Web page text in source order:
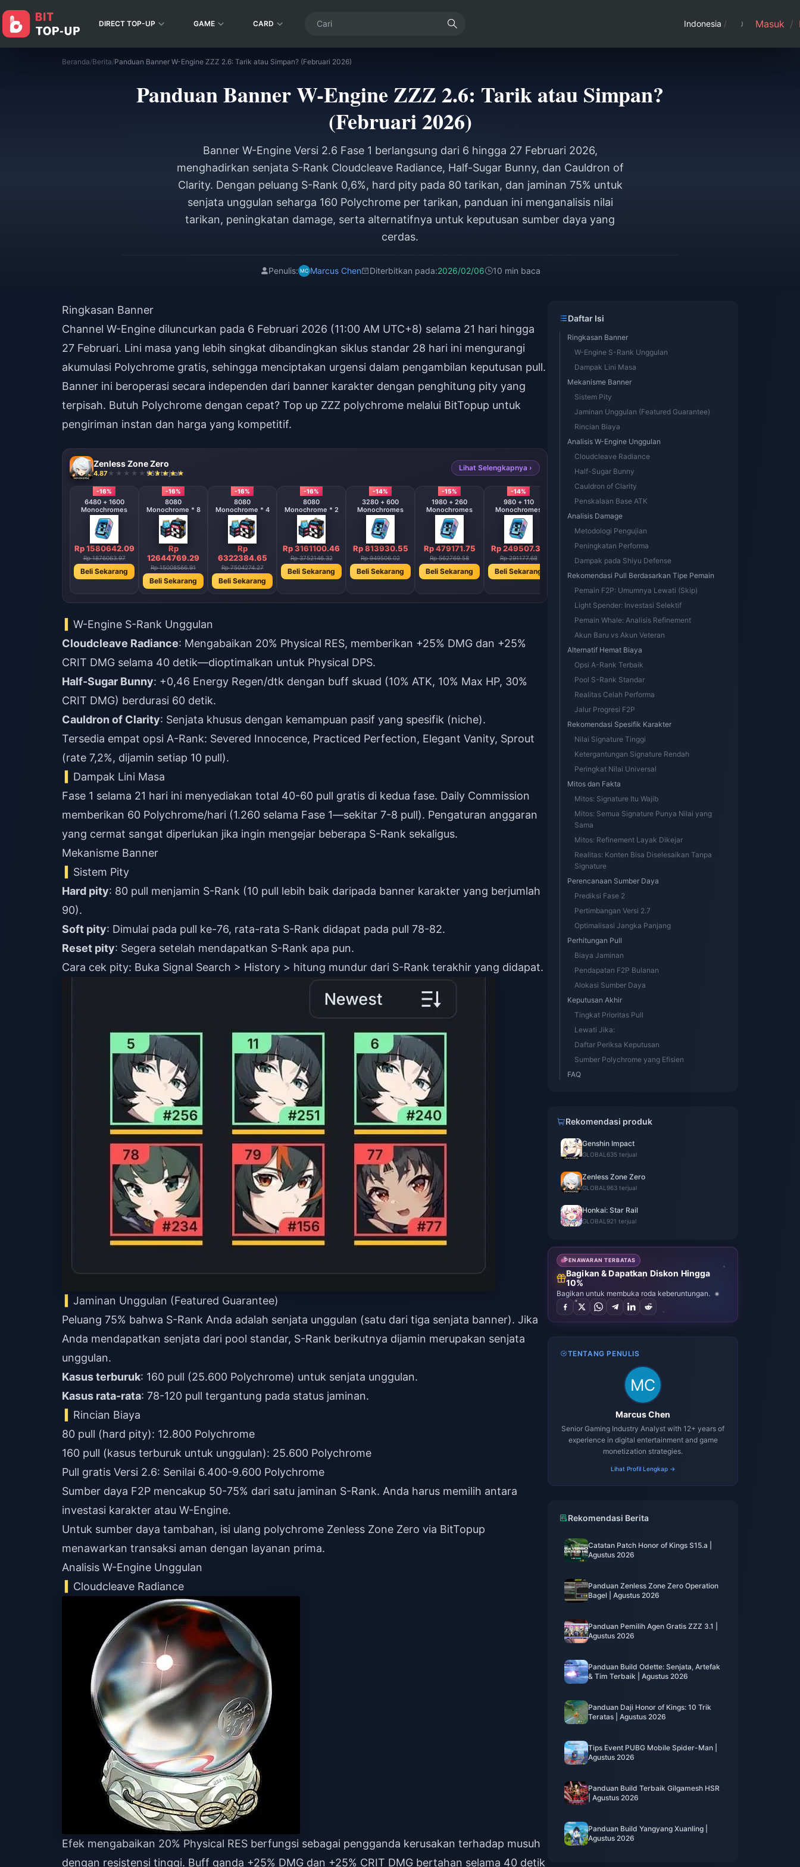
DIRECT TOP-UP GAME CARD Indonesia / Masuk /
Beranda/Berita/Panduan Banner W-Engine ZZZ 2.6: Tarik atau Simpan? (Februari 2026)
Panduan Banner W-Engine ZZZ 2.6: Tarik atau Simpan?
(Februari 2026)
Banner W-Engine Versi 2.6 Fase 1 berlangsung dari 6 hingga 27 Februari 2026,
menghadirkan senjata S-Rank Cloudcleave Radiance, Half-Sugar Bunny, dan Cauldron of
Clarity. Dengan peluang S-Rank 0,6%, hard pity pada 80 tarikan, dan jaminan 75% untuk
senjata unggulan seharga 160 Polychrome per tarikan, panduan ini menganalisis nilai
tarikan, peningkatan damage, serta alternatifnya untuk keputusan sumber daya yang
cerdas.
Penulis: Marcus Chen Diterbitkan pada:2026/02/06 10 min baca
Ringkasan Banner
Channel W-Engine diluncurkan pada 6 Februari 2026 (11:00 AM UTC+8) selama 21 hari hingga
27 Februari. Lini masa yang lebih singkat dibandingkan siklus standar 28 hari ini mengurangi
akumulasi Polychrome gratis, sehingga menciptakan urgensi dalam pengambilan keputusan pull.
Banner ini beroperasi secara independen dari banner karakter dengan penghitung pity yang
terpisah. Butuh Polychrome dengan cepat? Top up ZZZ polychrome melalui BitTopup untuk
pengiriman instan dan harga yang kompetitif.
Zenless Zone Zero
4.87 963 terjual
Lihat Selengkapnya ›
-16%
6480 + 1600
Monochromes
Rp 1580642.09
Rp 1876063.97
Beli Sekarang
-16%
8080
Monochrome * 8
Rp
12644769.29
Rp 15008566.91
Beli Sekarang
-16%
8080
Monochrome * 4
Rp
6322384.65
Rp 7504274.27
Beli Sekarang
-16%
8080
Monochrome * 2
Rp 3161100.46
Rp 3752146.32
Beli Sekarang
-14%
3280 + 600
Monochromes
Rp 813930.55
Rp 949506.02
Beli Sekarang
-15%
1980 + 260
Monochromes
Rp 479171.75
Rp 562769.58
Beli Sekarang
-14%
980 + 110
Monochromes
Rp 249507.38
Rp 291177.68
Beli Sekarang
-14%
300 + 30
Rp 80474.40
Rp 93850.05
Beli Sekarang
60 Monochromes
Rp 18740.61
Rp 21937.54
Beli Sekarang
W-Engine S-Rank Unggulan
Cloudcleave Radiance: Mengabaikan 20% Physical RES, memberikan +25% DMG dan +25%
CRIT DMG selama 40 detik—dioptimalkan untuk Physical DPS.
Half-Sugar Bunny: +0,46 Energy Regen/dtk dengan buff skuad (10% ATK, 10% Max HP, 30%
CRIT DMG) berdurasi 60 detik.
Cauldron of Clarity: Senjata khusus dengan kemampuan pasif yang spesifik (niche).
Tersedia empat opsi A-Rank: Severed Innocence, Practiced Perfection, Elegant Vanity, Sprout
(rate 7,2%, dijamin setiap 10 pull).
Dampak Lini Masa
Fase 1 selama 21 hari ini menyediakan total 40-60 pull gratis di kedua fase. Daily Commission
memberikan 60 Polychrome/hari (1.260 selama Fase 1—sekitar 7-8 pull). Pengaturan anggaran
yang cermat sangat diperlukan jika ingin mengejar beberapa S-Rank sekaligus.
Mekanisme Banner
Sistem Pity
Hard pity: 80 pull menjamin S-Rank (10 pull lebih baik daripada banner karakter yang berjumlah
Soft pity
Reset pity: Segera setelah mendapatkan S-Rank apa pun.
Cara cek pity: Buka Signal Search > History > hitung mundur dari S-Rank terakhir yang didapat.
Jaminan Unggulan (Featured Guarantee)
Peluang 75% bahwa S-Rank Anda adalah senjata unggulan (satu dari tiga senjata banner). Jika
Anda mendapatkan senjata dari pool standar, S-Rank berikutnya dijamin merupakan senjata
unggulan.
Kasus terburuk
Kasus rata-rata: 78-120 pull tergantung pada status jaminan.
Rincian Biaya
80 pull (hard pity): 12.800 Polychrome
160 pull (kasus terburuk untuk unggulan): 25.600 Polychrome
Pull gratis Versi 2.6: Senilai 6.400-9.600 Polychrome
Sumber daya F2P mencakup 50-75% dari satu jaminan S-Rank. Anda harus memilih antara
investasi karakter atau W-Engine.
Untuk sumber daya tambahan, isi ulang polychrome Zenless Zone Zero via BitTopup
menawarkan transaksi aman dengan layanan prima.
Analisis W-Engine Unggulan
Cloudcleave Radiance
Efek mengabaikan 20% Physical RES berfungsi sebagai pengganda kerusakan terhadap musuh
dengan resistensi tinggi. Buff ganda +25% DMG dan +25% CRIT DMG bertahan selama 40 detik
Daftar Isi
Ringkasan Banner
W-Engine S-Rank Unggulan
Dampak Lini Masa
Mekanisme Banner
Sistem Pity
Jaminan Unggulan (Featured Guarantee)
Rincian Biaya
Analisis W-Engine Unggulan
Cloudcleave Radiance
Half-Sugar Bunny
Cauldron of Clarity
Penskalaan Base ATK
Analisis Damage
Metodologi Pengujian
Peningkatan Performa
Dampak pada Shiyu Defense
Rekomendasi Pull Berdasarkan Tipe Pemain
Pemain F2P: Umumnya Lewati (Skip)
Light Spender: Investasi Selektif
Pemain Whale: Analisis Refinement
Akun Baru vs Akun Veteran
Alternatif Hemat Biaya
Opsi A-Rank Terbaik
Pool S-Rank Standar
Realitas Celah Performa
Jalur Progresi F2P
Rekomendasi Spesifik Karakter
Nilai Signature Tinggi
Ketergantungan Signature Rendah
Peringkat Nilai Universal
Mitos dan Fakta
Mitos: Signature Itu Wajib
Mitos: Semua Signature Punya Nilai yang
Sama
Mitos: Refinement Layak Dikejar
Realitas: Konten Bisa Diselesaikan Tanpa
Signature
Perencanaan Sumber Daya
Prediksi Fase 2
Pertimbangan Versi 2.7
Optimalisasi Jangka Panjang
Perhitungan Pull
Biaya Jaminan
Pendapatan F2P Bulanan
Alokasi Sumber Daya
Keputusan Akhir
Tingkat Prioritas Pull
Lewati Jika:
Daftar Periksa Keputusan
Sumber Polychrome yang Efisien
FAQ
Rekomendasi produk
Genshin Impact
GLOBAL 635 terjual
Zenless Zone Zero
GLOBAL 963 terjual
Honkai: Star Rail
GLOBAL 921 terjual
PENAWARAN TERBATAS
Bagikan & Dapatkan Diskon Hingga
10%
Bagikan untuk membuka roda keberuntungan.
TENTANG PENULIS
Marcus Chen
Senior Gaming Industry Analyst with 12+ years of
experience in digital entertainment and game
monetization strategies.
Lihat Profil Lengkap →
Rekomendasi Berita
Catatan Patch Honor of Kings S15.a |
Agustus 2026
Panduan Zenless Zone Zero Operation
Bagel | Agustus 2026
Panduan Pemilih Agen Gratis ZZZ 3.1 |
Agustus 2026
Panduan Build Odette: Senjata, Artefak
& Tim Terbaik | Agustus 2026
Panduan Daji Honor of Kings: 10 Trik
Teratas | Agustus 2026
Tips Event PUBG Mobile Spider-Man |
Agustus 2026
Panduan Build Terbaik Gilgamesh HSR
| Agustus 2026
Panduan Build Yangyang Xuanling |
Agustus 2026